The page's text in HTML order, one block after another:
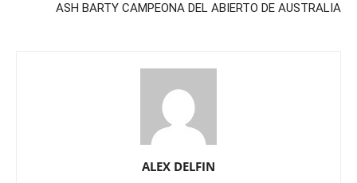
ASH BARTY CAMPEONA DEL ABIERTO DE AUSTRALIA
ALEX DELFIN